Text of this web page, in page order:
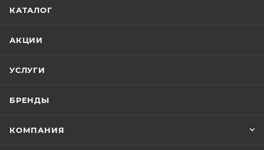
КАТАЛОГ
АКЦИИ
УСЛУГИ
БРЕНДЫ
КОМПАНИЯ